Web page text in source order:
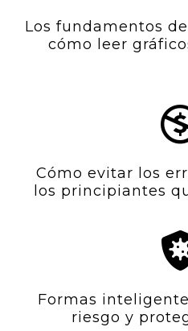
Los fundamentos
cómo leer
Cómo evitar los
los principiantes
Formas
riesgo y